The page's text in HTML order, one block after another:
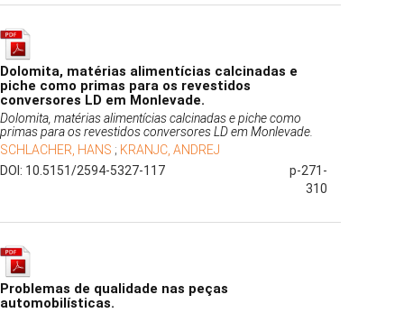
Dolomita, matérias alimentícias calcinadas e
piche como primas para os revestidos
conversores LD em Monlevade.
Dolomita, matérias alimentícias calcinadas e piche como
primas para os revestidos conversores LD em Monlevade.
SCHLACHER, HANS ; KRANJC, ANDREJ
DOI: 10.5151/2594-5327-117
p-271-
310
Problemas de qualidade nas peças
automobilísticas.